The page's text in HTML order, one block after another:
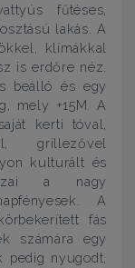
fűtéses,
lakás. A
klímákkal
is erdőre néz.
beálló és egy
mely +15M. A
kerti tóval,
grillezővel
kulturált és
a nagy
A
fás
számára egy
pedig nyugodt,